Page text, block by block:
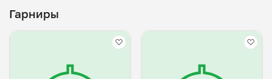
Гарниры